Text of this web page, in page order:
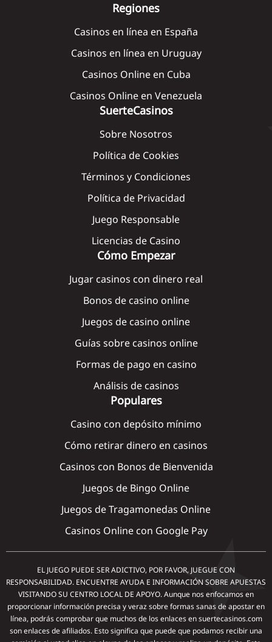
SuerteCasinos
Sobre Nosotros
Política de Cookies
Términos y Condiciones
Política de Privacidad
Juego Responsable
Licencias de Casino
Cómo Empezar
Jugar casinos con dinero real
Bonos de casino online
Juegos de casino online
Guías sobre casinos online
Formas de pago en casino
Análisis de casinos
Populares
Casino con depósito mínimo
Cómo retirar dinero en casinos
Casinos con Bonos de Bienvenida
Juegos de Bingo Online
Juegos de Tragamonedas Online
Casinos Online con Google Pay
Regiones
Casinos en línea en España
Casinos en línea en Uruguay
Casinos Online en Cuba
Casinos Online en Venezuela
EL JUEGO PUEDE SER ADICTIVO, POR FAVOR, JUEGUE CON
RESPONSABILIDAD. ENCUENTRE AYUDA E INFORMACIÓN SOBRE APUESTAS
VISITANDO SU CENTRO LOCAL DE APOYO. Aunque nos enfocamos en
proporcionar información precisa y veraz sobre formas sanas de apostar en
línea, podrás comprobar que muchos de los enlaces en suertecasinos.com
son enlaces de afiliados. Esto significa que puede que podamos recibir una